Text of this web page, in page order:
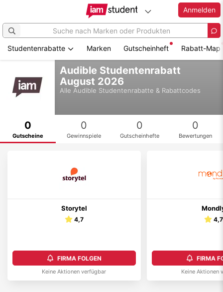
springen
Anmelden
Studentenrabatte Marken Gutscheinheft Rabatt-Map
Audible Studentenrabatt
August 2026
Alle Audible Studentenrabatte & Rabattcodes
0
Gutscheine
0
Gewinnspiele
0
Gutscheinhefte
0
Bewertungen
Storytel
4,7
FIRMA FOLGEN
Keine Aktionen verfügbar
4,7
FIRMA
Keine Aktionen